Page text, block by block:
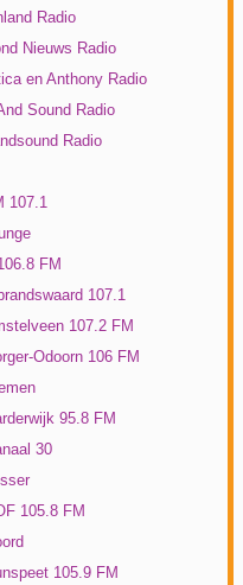
Radio
Nieuws Radio
en Anthony Radio
Sound Radio
Radio
107.1
FM
107.1
107.2 FM
Odoorn 106 FM
95.8 FM
30
105.8 FM
105.9 FM